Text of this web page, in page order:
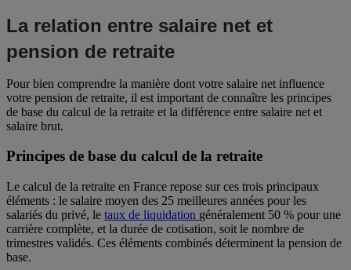
La relation entre salaire net et
pension de retraite
Pour bien comprendre la manière dont votre salaire net influence
votre pension de retraite, il est important de connaître les principes
de base du calcul de la retraite et la différence entre salaire net et
salaire brut.
Principes de base du calcul de la retraite
Le calcul de la retraite en France repose sur ces trois principaux
éléments : le salaire moyen des 25 meilleures années pour les
salariés du privé, le taux de liquidation généralement 50 % pour une
carrière complète, et la durée de cotisation, soit le nombre de
trimestres validés. Ces éléments combinés déterminent la pension de
base.